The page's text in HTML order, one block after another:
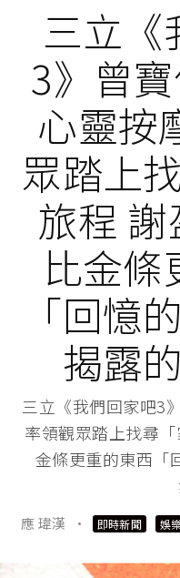
三立《
3》曾
心靈按
眾踏上
旅程
比金條
「回憶
揭露
三立《我們回家吧3
率領觀眾踏上找尋
金條更重的東西「
應 瑋漢 · 即時新聞 娛